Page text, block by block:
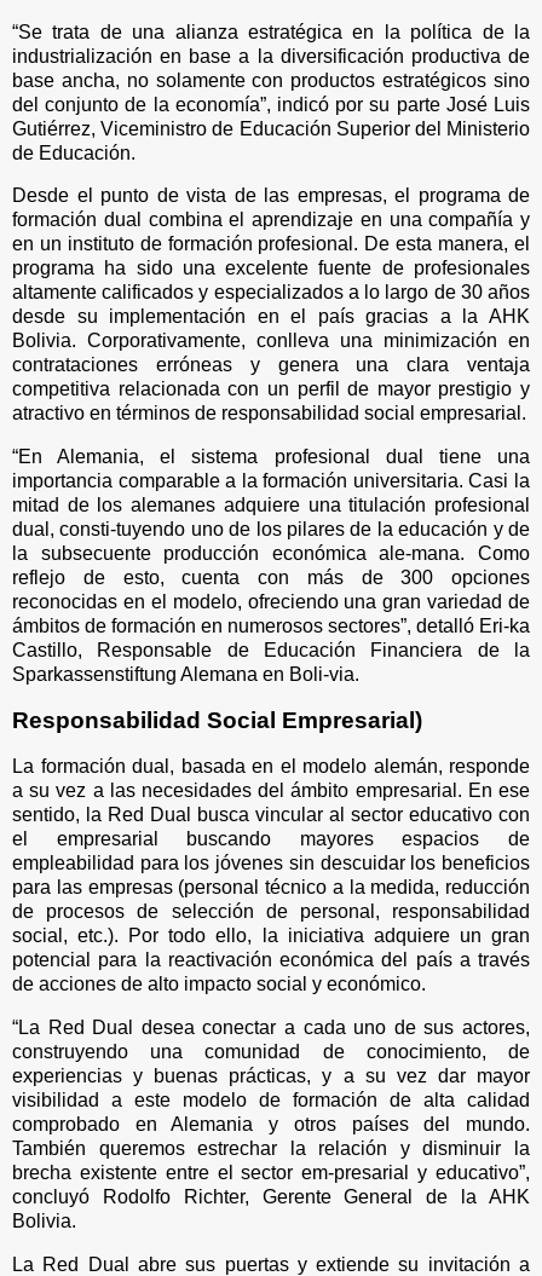
“Se trata de una alianza estratégica en la política de la
industrialización en base a la diversificación productiva de
base ancha, no solamente con productos estratégicos sino
del conjunto de la economía”, indicó por su parte José Luis
Gutiérrez, Viceministro de Educación Superior del Ministerio
de Educación.
Desde el punto de vista de las empresas, el programa de
formación dual combina el aprendizaje en una compañía y
en un instituto de formación profesional. De esta manera, el
programa ha sido una excelente fuente de profesionales
altamente calificados y especializados a lo largo de 30 años
desde su implementación en el país gracias a la AHK
Bolivia. Corporativamente, conlleva una minimización en
contrataciones erróneas y genera una clara ventaja
competitiva relacionada con un perfil de mayor prestigio y
atractivo en términos de responsabilidad social empresarial.
“En Alemania, el sistema profesional dual tiene una
importancia comparable a la formación universitaria. Casi la
mitad de los alemanes adquiere una titulación profesional
dual, consti-tuyendo uno de los pilares de la educación y de
la subsecuente producción económica ale-mana. Como
reflejo de esto, cuenta con más de 300 opciones
reconocidas en el modelo, ofreciendo una gran variedad de
ámbitos de formación en numerosos sectores”, detalló Eri-ka
Castillo, Responsable de Educación Financiera de la
Sparkassenstiftung Alemana en Boli-via.
Responsabilidad Social Empresarial)
La formación dual, basada en el modelo alemán, responde
a su vez a las necesidades del ámbito empresarial. En ese
sentido, la Red Dual busca vincular al sector educativo con
el empresarial buscando mayores espacios de
empleabilidad para los jóvenes sin descuidar los beneficios
para las empresas (personal técnico a la medida, reducción
de procesos de selección de personal, responsabilidad
social, etc.). Por todo ello, la iniciativa adquiere un gran
potencial para la reactivación económica del país a través
de acciones de alto impacto social y económico.
“La Red Dual desea conectar a cada uno de sus actores,
construyendo una comunidad de conocimiento, de
experiencias y buenas prácticas, y a su vez dar mayor
visibilidad a este modelo de formación de alta calidad
comprobado en Alemania y otros países del mundo.
También queremos estrechar la relación y disminuir la
brecha existente entre el sector em-presarial y educativo”,
concluyó Rodolfo Richter, Gerente General de la AHK
Bolivia.
La Red Dual abre sus puertas y extiende su invitación a